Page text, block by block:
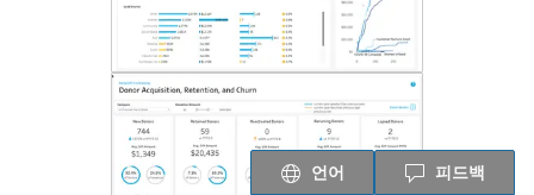
언어 피드백